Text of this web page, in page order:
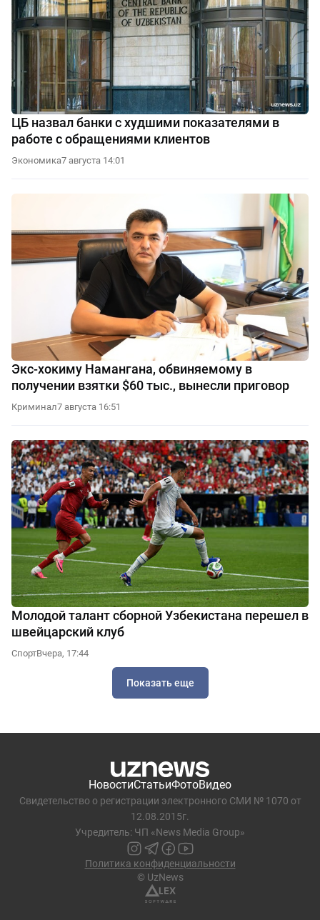
ЦБ назвал банки с худшими показателями в
работе с обращениями клиентов
Экономика7 августа 14:01
Экс-хокиму Намангана, обвиняемому в
получении взятки $60 тыс., вынесли приговор
Криминал7 августа 16:51
Молодой талант сборной Узбекистана перешел в
швейцарский клуб
СпортВчера, 17:44
Показать еще
НовостиСтатьиФотоВидео
Свидетельство о регистрации электронного СМИ № 1070 от
12.08.2015г.
Учредитель: ЧП «News Media Group»
Политика конфиденциальности
© UzNews